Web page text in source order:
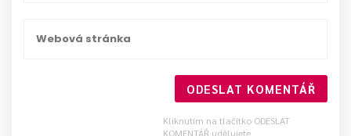
ODESLAT KOMENTÁŘ
Kliknutím na tlačítko ODESLAT
KOMENTÁŘ udělujete